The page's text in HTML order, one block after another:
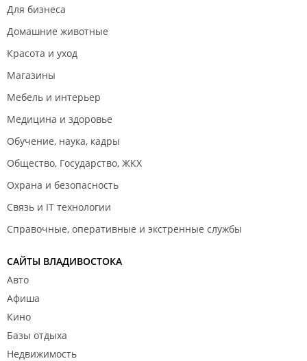
Для бизнеса
Домашние животные
Красота и уход
Магазины
Мебель и интерьер
Медицина и здоровье
Обучение, наука, кадры
Общество, Государство, ЖКХ
Охрана и безопасность
Связь и IT технологии
Справочные, оперативные и экстренные службы
САЙТЫ ВЛАДИВОСТОКА
Авто
Афиша
Кино
Базы отдыха
Недвижимость